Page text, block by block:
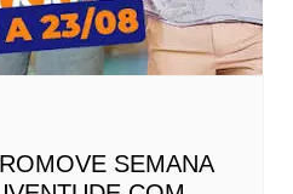
SEMANA